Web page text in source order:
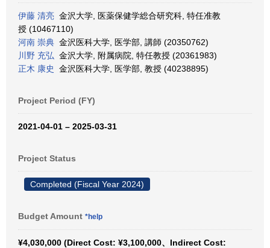
伊藤 清亮 金沢大学, 医薬保健学総合研究科, 特任准教
授 (10467110)
河南 崇典 金沢医科大学, 医学部, 講師 (20350762)
川野 充弘 金沢大学, 附属病院, 特任教授 (20361983)
正木 康史
金沢医科大学, 医学部, 教授 (40238895)
Project Period (FY)
2021-04-01 – 2025-03-31
Project Status
Completed (Fiscal Year 2024)
Budget Amount *help
¥4,030,000 (Direct Cost: ¥3,100,000、Indirect Cost: